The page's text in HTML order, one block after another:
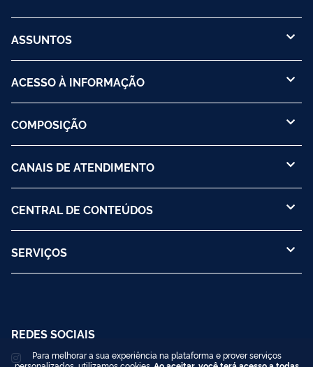
ASSUNTOS
ACESSO À INFORMAÇÃO
COMPOSIÇÃO
CANAIS DE ATENDIMENTO
CENTRAL DE CONTEÚDOS
SERVIÇOS
REDES SOCIAIS
Para melhorar a sua experiência na plataforma e prover serviços